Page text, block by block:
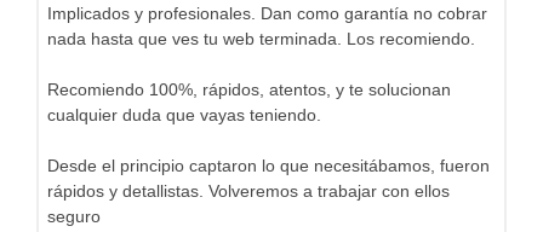
Implicados y profesionales. Dan como garantía no cobrar
nada hasta que ves tu web terminada. Los recomiendo.
Recomiendo 100%, rápidos, atentos, y te solucionan
cualquier duda que vayas teniendo.
Desde el principio captaron lo que necesitábamos, fueron
rápidos y detallistas. Volveremos a trabajar con ellos
seguro